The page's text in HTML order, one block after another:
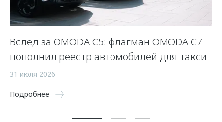
Вслед за OMODA C5: флагман OMODA C7
пополнил реестр автомобилей для такси
31 июля 2026
Подробнее